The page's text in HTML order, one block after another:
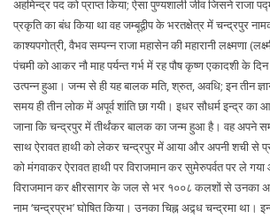
अहमिन्द्र पद को प्राप्त किया; ऐसा पुण्यशाली जीव जिसने राजा
प्रकृति का बंध किया था वह जम्बूद्वीप के भरतक्षेत्र में चन्द्रपुर
काश्यपगोत्री, वैभव सम्पन्न राजा महासेन की महारानी लक्ष्मणा
पंचमी को आकर नौ माह पर्यन्त गर्भ में रह पौष कृष्ण एकादशी के
उत्पन्न हुआ। जन्म से ही यह बालक मति, श्रुत, अवधि; इन तीन
समय ही तीन लोक में अपूर्व शांति छा गयी। इधर सौधर्म इन्द्र
जाना कि चन्द्रपुर में तीर्थंकर बालक का जन्म हुआ है। वह अपने
साथ ऐरावत हाथी को लेकर चन्द्रपुर में आया और अपनी शची से
को मंगवाकर ऐरावत हाथी पर विराजमान कर सुमेरुपर्वत पर ले
विराजमान कर क्षीरसागर के जल से भर १००८ कलशों से उनका
नाम ‘चन्द्रप्रभ’ घोषित किया। उनका चिह्न अद्र्ध चन्द्रमा था।